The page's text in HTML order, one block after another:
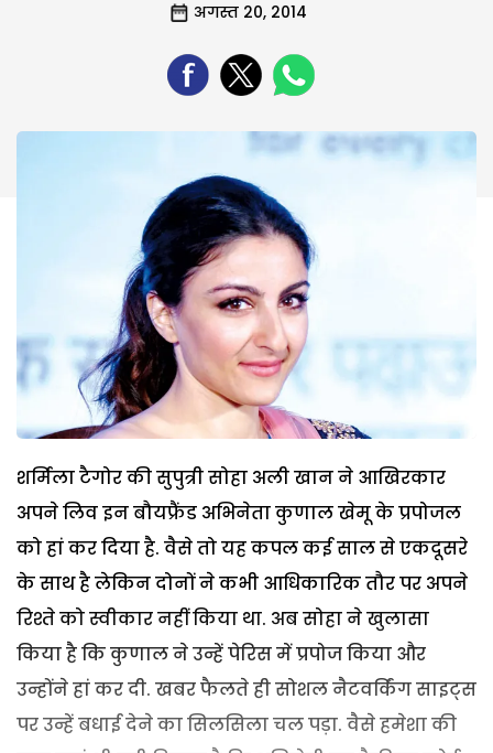
अगस्त 20, 2014
शर्मिला टैगोर की सुपुत्री सोहा अली खान ने आखिरकार
अपने लिव इन बौयफ्रैंड अभिनेता कुणाल खेमू के प्रपोजल
को हां कर दिया है. वैसे तो यह कपल कई साल से एकदूसरे
के साथ है लेकिन दोनों ने कभी आधिकारिक तौर पर अपने
रिश्ते को स्वीकार नहीं किया था. अब सोहा ने खुलासा
किया है कि कुणाल ने उन्हें पेरिस में प्रपोज किया और
उन्होंने हां कर दी. खबर फैलते ही सोशल नैटवर्किंग साइट्स
पर उन्हें बधाई देने का सिलसिला चल पड़ा. वैसे हमेशा की